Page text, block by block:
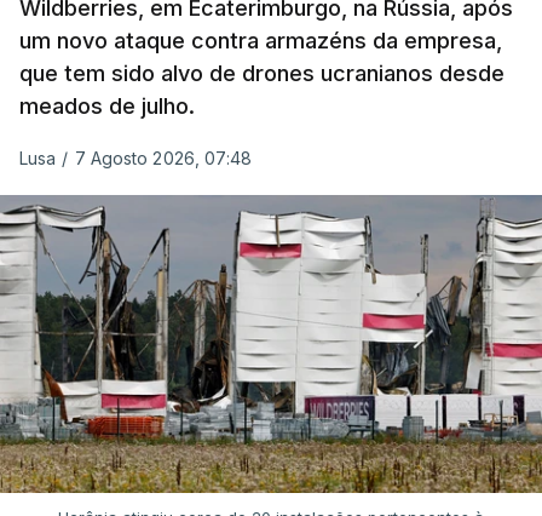
Wildberries, em Ecaterimburgo, na Rússia, após
um novo ataque contra armazéns da empresa,
que tem sido alvo de drones ucranianos desde
meados de julho.
Lusa / 7 Agosto 2026, 07:48